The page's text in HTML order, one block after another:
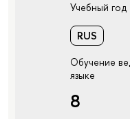
Учебный год
RUS
Обучение
языке
8